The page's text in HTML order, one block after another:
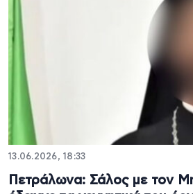
13.06.2026, 18:33
Πετράλωνα: Σάλος με τον